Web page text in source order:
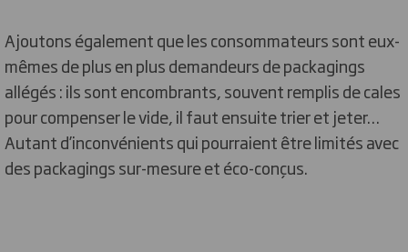
Ajoutons également que les consommateurs sont eux-
mêmes de plus en plus demandeurs de packagings
allégés : ils sont encombrants, souvent remplis de cales
pour compenser le vide, il faut ensuite trier et jeter…
Autant d’inconvénients qui pourraient être limités avec
des packagings sur-mesure et éco-conçus.